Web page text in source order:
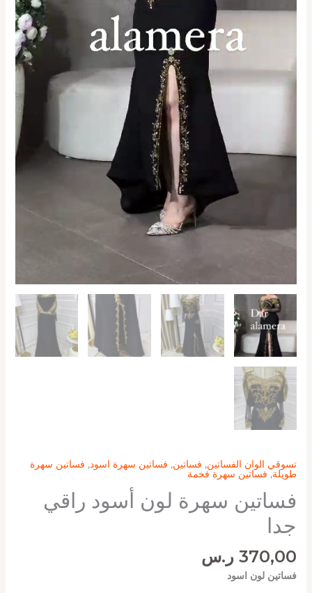
تسوقي الوان الفساتين, فساتين, فساتين سهرة اسود, فساتين سهرة
طويلة, فساتين سهرة فخمة
فساتين سهرة لون أسود راقي
جدا
370,00 ر.س
فساتين لون اسود